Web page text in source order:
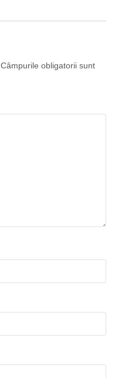
Câmpurile obligatorii sunt